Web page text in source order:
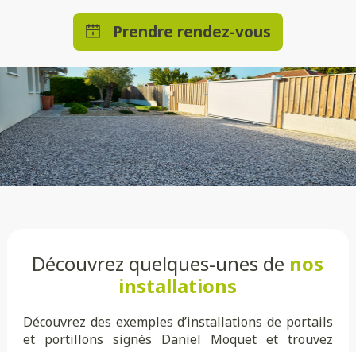
Prendre rendez-vous
Découvrez quelques-unes de nos
installations
Découvrez des exemples d’installations de portails
et portillons signés Daniel Moquet et trouvez